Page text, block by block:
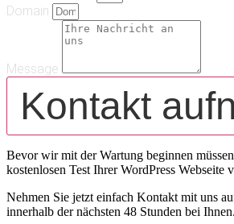
Domain
Message
Kontakt
Bevor wir mit der Wartung beginnen
kostenlosen Test Ihrer WordPress Webseite
Nehmen Sie jetzt einfach Kontakt mit uns
innerhalb der nächsten 48 Stunden bei Ihnen.